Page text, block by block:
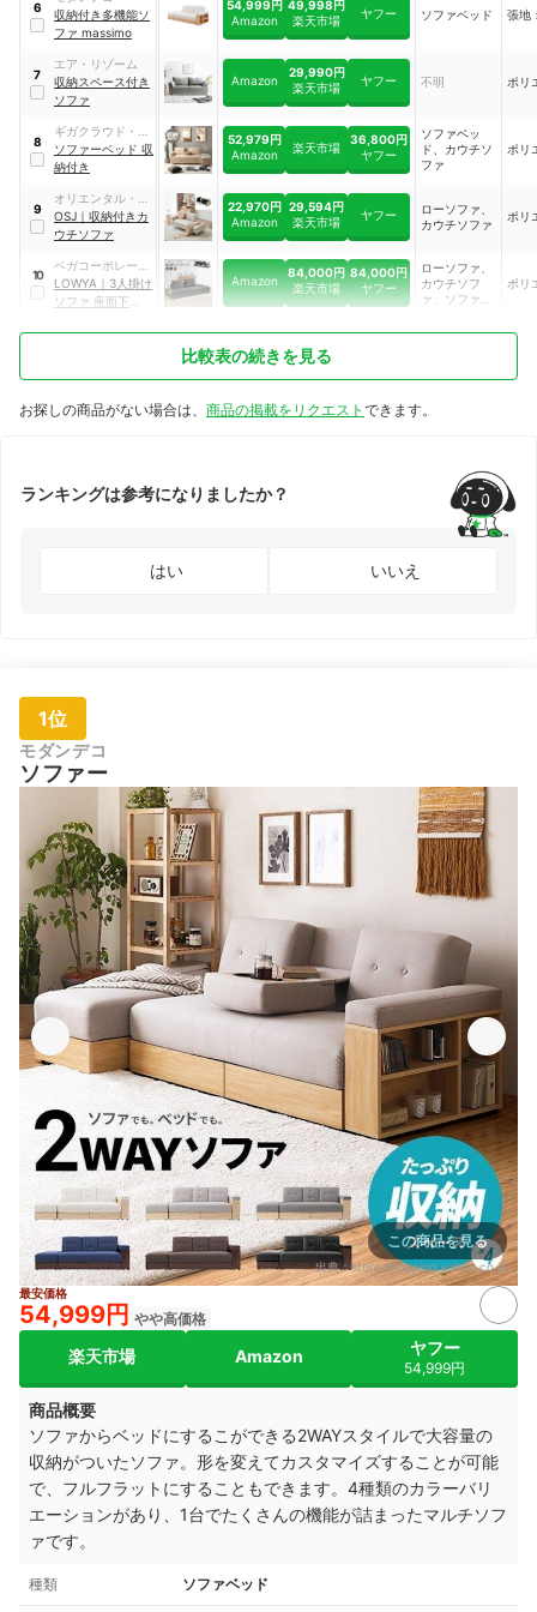
6
収納付き多機能ソ
ファ massimo
54,999円
Amazon
49,998円
楽天市場
ヤフー ソファベッド 張地
7
エア・リゾーム
収納スペース付き
ソファ
Amazon
29,990円
楽天市場
ヤフー 不明 ポリ
8
ギガクラウド・テ
クノロジー・ジャ
パン
ソファーベッド 収
納付き
52,979円
Amazon
楽天市場
36,800円
ヤフー
ソファベッ
ド、カウチソ
ファ
ポリ
9
オリエンタル・ス
タンダード・ジャ
パン
OSJ ｜ 収納付きカ
ウチソファ
22,970円
Amazon
29,594円
楽天市場
ヤフー
ローソファ、
カウチソファ
ポリ
10
ベガコーポレーシ
ョン
LOWYA ｜ 3人掛け
ソファ 座面下収納
F202_G1013_100
Amazon
84,000円
楽天市場
84,000円
ヤフー
ローソファ、
カウチソフ
ァ、ソファベ
ポリ
比較表の続きを見る
お探しの商品がない場合は、 商品の掲載をリクエスト できます。
ランキングは参考になりましたか？
はい いいえ
1位
モダンデコ
ソファー
この商品を見る
出典：store.shopping.yahoo.co.jp
最安価格
54,999円 やや高価格
楽天市場 Amazon ヤフー
54,999円
商品概要
ソファからベッドにするこができる2WAYスタイルで大容量の
収納がついたソファ。形を変えてカスタマイズすることが可能
で、フルフラットにすることもできます。4種類のカラーバリ
エーションがあり、1台でたくさんの機能が詰まったマルチソフ
ァです。
種類 ソファベッド